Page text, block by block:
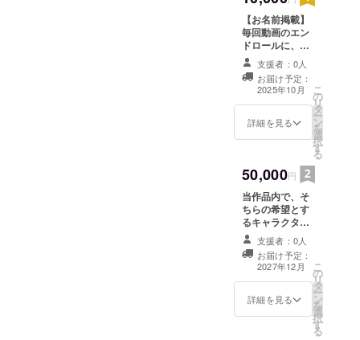
【お名前掲載】
毎回動画のエン
ドロールに、支
援者様のお名前
（ニックネー
ム）をぜひ掲載
させて下さい。
掲載期間は特に
決めておりませ
思っています。
掲載方法は文字
もしくはロゴと
致します。 支援
時、必ず備考欄
に希望されるお
名前をご記入く
ださい。 またリ
ターンは、必ず
目標金額に達し
なかった場合
支援者：0人
お届け予定：
2025年10月
詳細を見る
こ
の
リ
タ
ー
ン
を
選
択
す
る
50,000円
当作品内で、そ
ちらの希望とす
るキャラクター
を出演させま
す。 そちらが掲
載してほしい、
人物、マスコッ
トキャラク
ター、社名など
支援者：0人
お届け予定：
2027年12月
詳細を見る
こ
の
リ
タ
ー
ン
を
選
択
す
る